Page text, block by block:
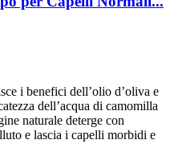
i benefici dell’olio d’oliva e
dell’acqua di camomilla
naturale deterge con
e lascia i capelli morbidi e